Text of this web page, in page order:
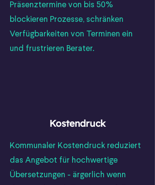
Präsenztermine von bis 50%
blockieren Prozesse, schränken
Verfügbarkeiten von Terminen ein
und frustrieren Berater.
Kostendruck
Kommunaler Kostendruck reduziert
das Angebot für hochwertige
Übersetzungen - ärgerlich wenn